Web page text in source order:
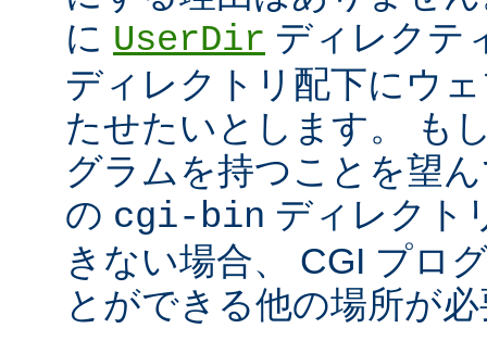
に UserDir ディレクテ
ディレクトリ配下にウ
たせたいとします。 も
グラムを持つことを望
の cgi-bin ディレクト
きない場合、 CGI プロ
とができる他の場所が